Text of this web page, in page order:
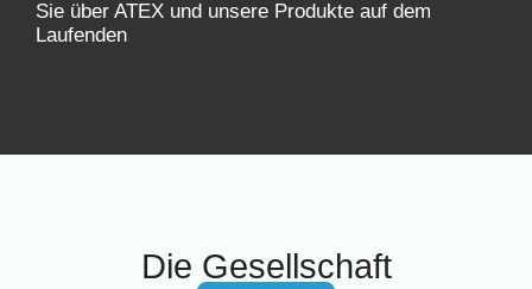
Sie über ATEX und unsere Produkte auf dem
Laufenden
Die Gesellschaft